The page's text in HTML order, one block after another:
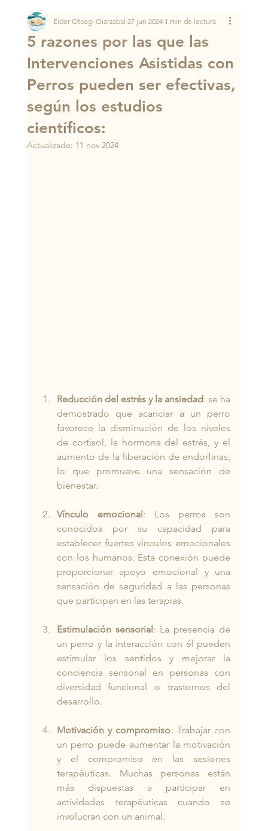
​5 razones por las que las
Intervenciones Asistidas con
Perros pueden ser efectivas,
según los estudios
científicos:
Eider Otaegi Oiarzabal 27 jun 2024 1 min de lectura
Actualizado: 11 nov 2024
Reducción del estrés y la ansiedad: se ha
demostrado que acariciar a un perro
favorece la disminución de los niveles
de cortisol, la hormona del estrés, y el
aumento de la liberación de endorfinas,
lo que promueve una sensación de
bienestar.
Vínculo emocional: Los perros son
conocidos por su capacidad para
establecer fuertes vínculos emocionales
con los humanos. Esta conexión puede
proporcionar apoyo emocional y una
sensación de seguridad a las personas
que participan en las terapias.
Estimulación sensorial: La presencia de
un perro y la interacción con él pueden
estimular los sentidos y mejorar la
conciencia sensorial en personas con
diversidad funcional o trastornos del
desarrollo.
Motivación y compromiso: Trabajar con
un perro puede aumentar la motivación
y el compromiso en las sesiones
terapéuticas. Muchas personas están
más dispuestas a participar en
actividades terapéuticas cuando se
involucran con un animal.